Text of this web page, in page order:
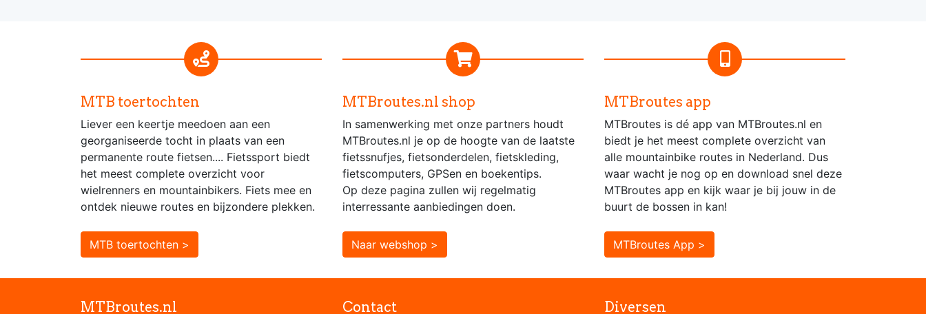
MTB toertochten
Liever een keertje meedoen aan een
georganiseerde tocht in plaats van een
permanente route fietsen.... Fietssport biedt
het meest complete overzicht voor
wielrenners en mountainbikers. Fiets mee en
ontdek nieuwe routes en bijzondere plekken.
MTB toertochten >
MTBroutes.nl shop
In samenwerking met onze partners houdt
MTBroutes.nl je op de hoogte van de laatste
fietssnufjes, fietsonderdelen, fietskleding,
fietscomputers, GPSen en boekentips.
Op deze pagina zullen wij regelmatig
interressante aanbiedingen doen.
Naar webshop >
MTBroutes app
MTBroutes is dé app van MTBroutes.nl en
biedt je het meest complete overzicht van
alle mountainbike routes in Nederland. Dus
waar wacht je nog op en download snel deze
MTBroutes app en kijk waar je bij jouw in de
buurt de bossen in kan!
MTBroutes App >
MTBroutes.nl Contact Diversen